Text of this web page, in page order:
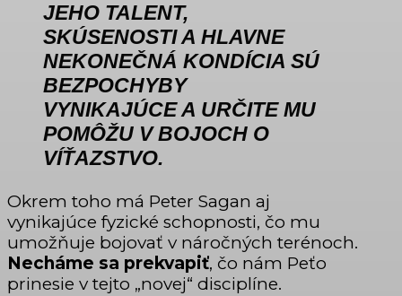
JEHO TALENT,
SKÚSENOSTI A HLAVNE
NEKONEČNÁ KONDÍCIA SÚ
BEZPOCHYBY
VYNIKAJÚCE A URČITE MU
POMÔŽU V BOJOCH O
VÍŤAZSTVO.
Okrem toho má Peter Sagan aj
vynikajúce fyzické schopnosti, čo mu
umožňuje bojovať v náročných terénoch.
Necháme sa prekvapiť, čo nám Peťo
prinesie v tejto „novej“ disciplíne.